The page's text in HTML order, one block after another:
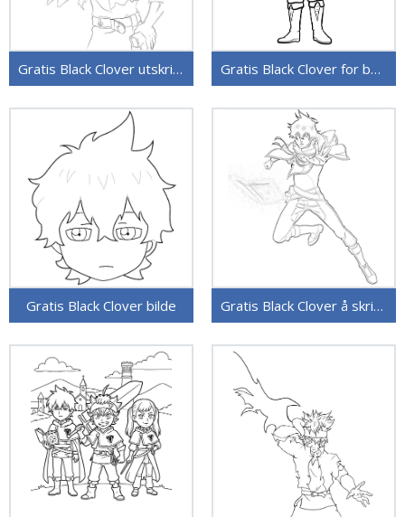
Gratis Black Clover utskriftbar Gratis Black Clover for barn
Gratis Black Clover bilde Gratis Black Clover å skrive ut